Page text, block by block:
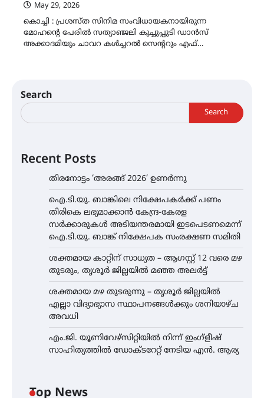
May 29, 2026
കൊച്ചി : പ്രശസ്ത സിനിമ സംവിധായകനായിരുന്ന
മോഹൻ്റെ പേരിൽ സത്യാഞ്ജലി കുച്ചുപ്പുടി ഡാൻസ്
അക്കാദമിയും ചാവറ കൾച്ചറൽ സെന്ററും എഫ്…
Search
Search
Recent Posts
തിരനോട്ടം ‘അരങ്ങ് 2026’ ഉണർന്നു
ഐ.ടി.യു. ബാങ്കിലെ നിക്ഷേപകർക്ക് പണം
തിരികെ ലഭ്യമാക്കാൻ കേന്ദ്ര-കേരള
സർക്കാരുകൾ അടിയന്തരമായി ഇടപെടണമെന്ന്
ഐ.ടി.യു. ബാങ്ക് നിക്ഷേപക സംരക്ഷണ സമിതി
ശക്തമായ കാറ്റിന് സാധ്യത – ആഗസ്റ്റ് 12 വരെ മഴ
തുടരും, തൃശൂർ ജില്ലയിൽ മഞ്ഞ അലർട്ട്
ശക്തമായ മഴ തുടരുന്നു – തൃശൂർ ജില്ലയിൽ
എല്ലാ വിദ്യാഭ്യാസ സ്ഥാപനങ്ങൾക്കും ശനിയാഴ്ച
അവധി
എം.ജി. യൂണിവേഴ്‌സിറ്റിയിൽ നിന്ന് ഇംഗ്ളീഷ്
സാഹിത്യത്തിൽ ഡോക്ടറേറ്റ് നേടിയ എൻ. ആര്യ
Top News